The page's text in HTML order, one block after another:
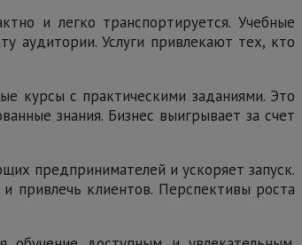
и легко транспортируется. Учебные
аудитории. Услуги привлекают тех, кто
курсы с практическими заданиями. Это
знания. Бизнес выигрывает за счет
предпринимателей и ускоряет запуск.
привлечь клиентов. Перспективы роста